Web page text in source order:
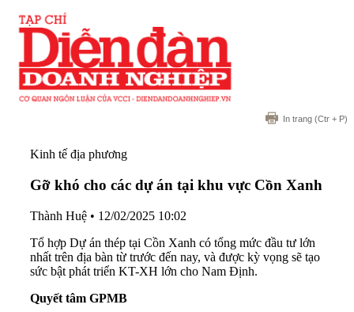
In trang (Ctr + P)
Kinh tế địa phương
Gỡ khó cho các dự án tại khu vực Cồn Xanh
Thành Huệ • 12/02/2025 10:02
Tổ hợp Dự án thép tại Cồn Xanh có tổng mức đầu tư lớn
nhất trên địa bàn từ trước đến nay, và được kỳ vọng sẽ tạo
sức bật phát triển KT-XH lớn cho Nam Định.
Quyết tâm GPMB